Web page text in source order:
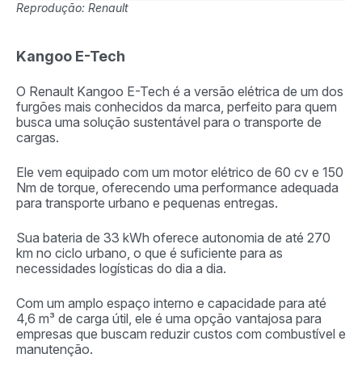
Reprodução: Renault
Kangoo E-Tech
O Renault Kangoo E-Tech é a versão elétrica de um dos
furgões mais conhecidos da marca, perfeito para quem
busca uma solução sustentável para o transporte de
cargas.
Ele vem equipado com um motor elétrico de 60 cv e 150
Nm de torque, oferecendo uma performance adequada
para transporte urbano e pequenas entregas.
Sua bateria de 33 kWh oferece autonomia de até 270
km no ciclo urbano, o que é suficiente para as
necessidades logísticas do dia a dia.
Com um amplo espaço interno e capacidade para até
4,6 m³ de carga útil, ele é uma opção vantajosa para
empresas que buscam reduzir custos com combustível e
manutenção.